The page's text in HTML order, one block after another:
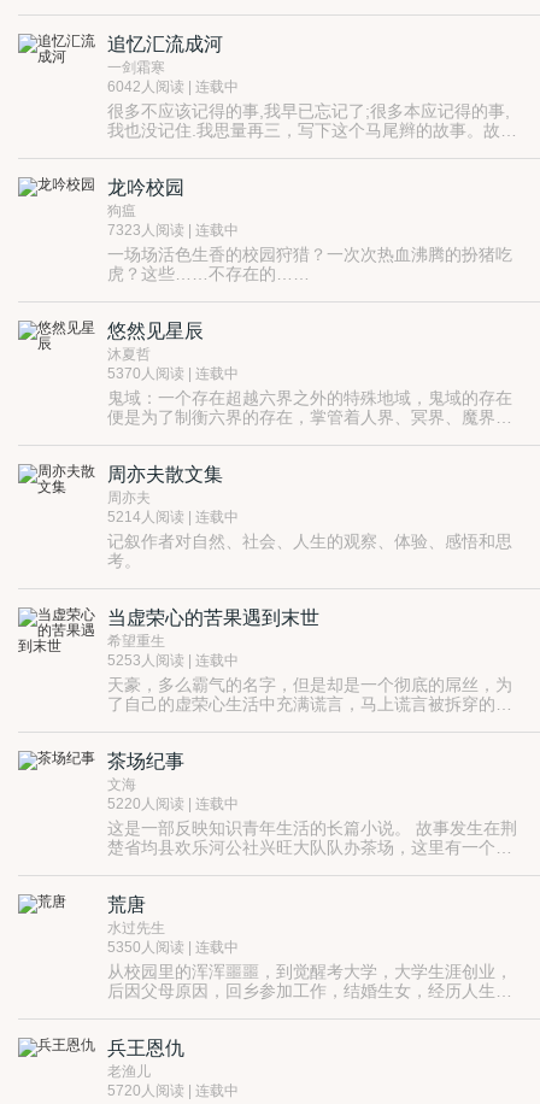
追忆汇流成河
一剑霜寒
6042人阅读 | 连载中
很多不应该记得的事,我早已忘记了;很多本应记得的事,
我也没记住.我思量再三，写下这个马尾辫的故事。故事
龙吟校园
狗瘟
7323人阅读 | 连载中
一场场活色生香的校园狩猎？一次次热血沸腾的扮猪吃
虎？这些……不存在的……
悠然见星辰
沐夏哲
5370人阅读 | 连载中
鬼域：一个存在超越六界之外的特殊地域，鬼域的存在
便是为了制衡六界的存在，掌管着人界、冥界、魔界、
繁芜冗杂的闹剧。
周亦夫散文集
周亦夫
5214人阅读 | 连载中
记叙作者对自然、社会、人生的观察、体验、感悟和思
考。
当虚荣心的苦果遇到末世
希望重生
5253人阅读 | 连载中
天豪，多么霸气的名字，但是却是一个彻底的屌丝，为
了自己的虚荣心生活中充满谎言，马上谎言被拆穿的情
是该难过......如果是你当一切规则都荡然无存的时候，
你还会坚持做人的底线吗？
茶场纪事
文海
5220人阅读 | 连载中
这是一部反映知识青年生活的长篇小说。 故事发生在荆
楚省均县欢乐河公社兴旺大队队办茶场，这里有一个知
文海这个人物形象，描写了他在那个激情燃烧的岁月里
的性格、理想和命运，描写了他战天斗地的豪情壮志和
丰富复杂的内心世界。除此之外，小说还穿插描写了陈
文海和魔都姑娘张牡丹之间的纯真爱情，表现了陈文海
对魔都的怀念之情，展示了那个特殊年代的广阔社会生
活画面。 这部长篇小说文风朴实，人物性格鲜明，通篇
洋溢着知识青年在鄂西北山区生活锻炼的浓郁的生活气
息。
荒唐
水过先生
5350人阅读 | 连载中
从校园里的浑浑噩噩，到觉醒考大学，大学生涯创业，
后因父母原因，回乡参加工作，结婚生女，经历人生百
兵王恩仇
老渔儿
5720人阅读 | 连载中